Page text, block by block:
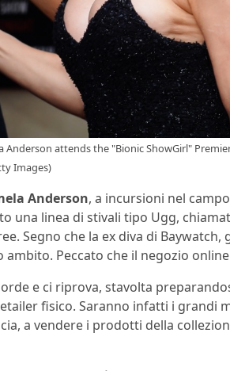
Anderson attends the "Bionic ShowGirl"
Images)
Anderson, a incursioni nel
una linea di stivali tipo Ugg,
Segno che la ex diva di Baywatch,
ambito. Peccato che il negozio
e ci riprova, stavolta
fisico. Saranno infatti i grandi
a vendere i prodotti della